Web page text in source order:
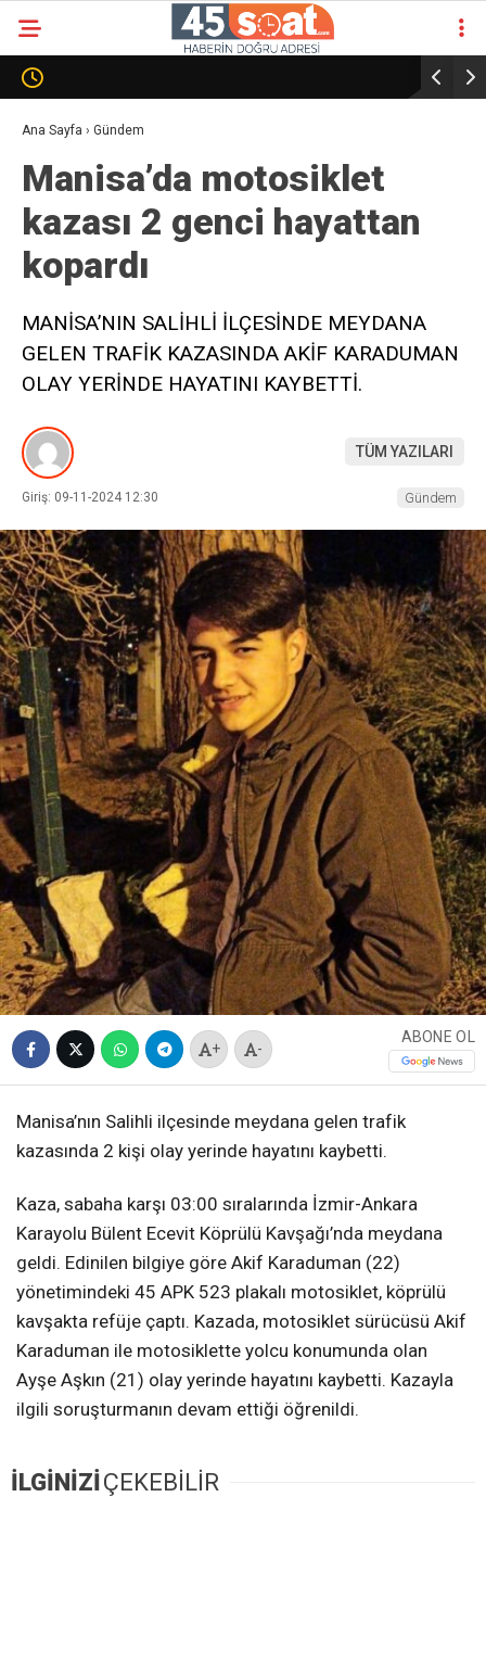
Ana Sayfa › Gündem
Manisa’da motosiklet
kazası 2 genci hayattan
kopardı
MANİSA’NIN SALİHLİ İLÇESİNDE MEYDANA
GELEN TRAFİK KAZASINDA AKİF KARADUMAN
OLAY YERİNDE HAYATINI KAYBETTİ.
TÜM YAZILARI
Giriş: 09-11-2024 12:30 Gündem
+ -
ABONE OL
Manisa’nın Salihli ilçesinde meydana gelen trafik
kazasında 2 kişi olay yerinde hayatını kaybetti.
Kaza, sabaha karşı 03:00 sıralarında İzmir-Ankara
Karayolu Bülent Ecevit Köprülü Kavşağı’nda meydana
geldi. Edinilen bilgiye göre Akif Karaduman (22)
yönetimindeki 45 APK 523 plakalı motosiklet, köprülü
kavşakta refüje çaptı. Kazada, motosiklet sürücüsü Akif
Karaduman ile motosiklette yolcu konumunda olan
Ayşe Aşkın (21) olay yerinde hayatını kaybetti. Kazayla
ilgili soruşturmanın devam ettiği öğrenildi.
İLGİNİZİÇEKEBİLİR